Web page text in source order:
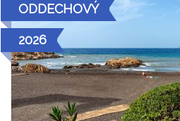
ODDECHOVÝ
2026